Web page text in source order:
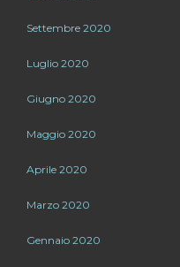
Settembre 2020
Luglio 2020
Giugno 2020
Maggio 2020
Aprile 2020
Marzo 2020
Gennaio 2020